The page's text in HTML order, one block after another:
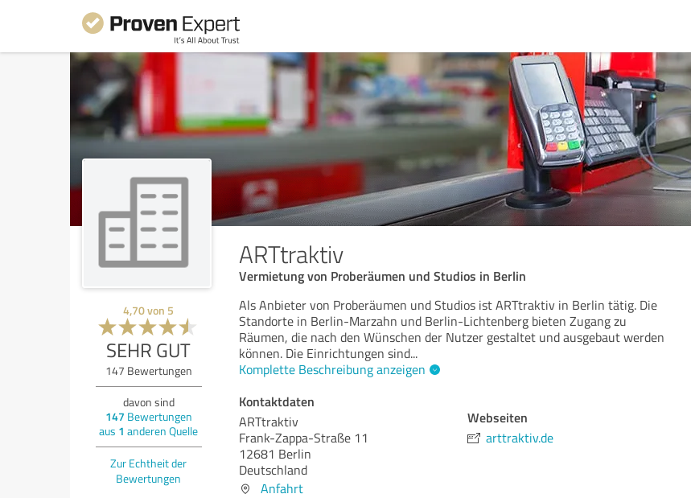
ARTtraktiv
Vermietung von Proberäumen und Studios in Berlin
4,70von 5
SEHR GUT
147 Bewertungen
davon sind
147 Bewertungen
aus 1 anderen Quelle
Zur Echtheit der
Bewertungen
Als Anbieter von Proberäumen und Studios ist ARTtraktiv in Berlin tätig. Die
Standorte in Berlin-Marzahn und Berlin-Lichtenberg bieten Zugang zu
Räumen, die nach den Wünschen der Nutzer gestaltet und ausgebaut werden
können. Die Einrichtungen sind...
Komplette Beschreibung anzeigen
Kontaktdaten
ARTtraktiv
Frank-Zappa-Straße 11
12681 Berlin
Deutschland
Anfahrt
Webseiten
arttraktiv.de